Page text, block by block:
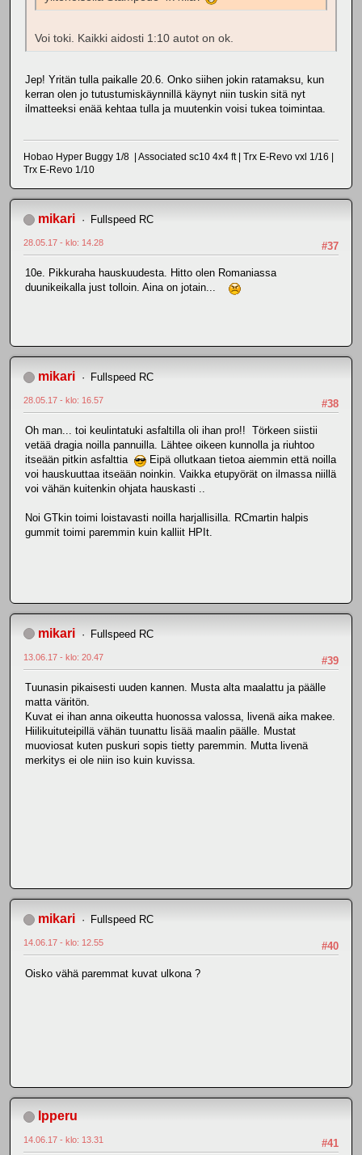
Voi toki. Kaikki aidosti 1:10 autot on ok.
Jep! Yritän tulla paikalle 20.6. Onko siihen jokin ratamaksu, kun
kerran olen jo tutustumiskäynnillä käynyt niin tuskin sitä nyt
ilmatteeksi enää kehtaa tulla ja muutenkin voisi tukea toimintaa.
Hobao Hyper Buggy 1/8 | Associated sc10 4x4 ft | Trx E-Revo vxl 1/16 |
Trx E-Revo 1/10
mikari Fullspeed RC
#37
28.05.17 - klo: 14.28
10e. Pikkuraha hauskuudesta. Hitto olen Romaniassa
duunikeikalla just tolloin. Aina on jotain...
mikari Fullspeed RC
#38
28.05.17 - klo: 16.57
Oh man... toi keulintatuki asfaltilla oli ihan pro!! Törkeen siistii
vetää dragia noilla pannuilla. Lähtee oikeen kunnolla ja riuhtoo
itseään pitkin asfalttia
Eipä ollutkaan tietoa aiemmin että noilla
voi hauskuuttaa itseään noinkin. Vaikka etupyörät on ilmassa niillä
voi vähän kuitenkin ohjata hauskasti ..
Noi GTkin toimi loistavasti noilla harjallisilla. RCmartin halpis
gummit toimi paremmin kuin kalliit HPIt.
mikari Fullspeed RC
#39
13.06.17 - klo: 20.47
Tuunasin pikaisesti uuden kannen. Musta alta maalattu ja päälle
matta väritön.
Kuvat ei ihan anna oikeutta huonossa valossa, livenä aika makee.
Hiilikuituteipillä vähän tuunattu lisää maalin päälle. Mustat
muoviosat kuten puskuri sopis tietty paremmin. Mutta livenä
merkitys ei ole niin iso kuin kuvissa.
mikari Fullspeed RC
#40
14.06.17 - klo: 12.55
Oisko vähä paremmat kuvat ulkona ?
Ipperu
#41
14.06.17 - klo: 13.31